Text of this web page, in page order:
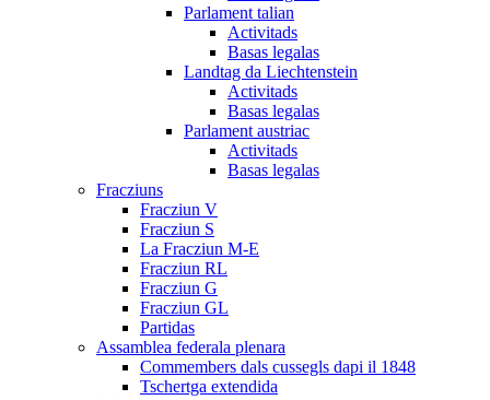
Parlament talian
Activitads
Basas legalas
Landtag da Liechtenstein
Activitads
Basas legalas
Parlament austriac
Activitads
Basas legalas
Fracziuns
Fracziun V
Fracziun S
La Fracziun M-E
Fracziun RL
Fracziun G
Fracziun GL
Partidas
Assamblea federala plenara
Commembers dals cussegls dapi il 1848
Tschertga extendida